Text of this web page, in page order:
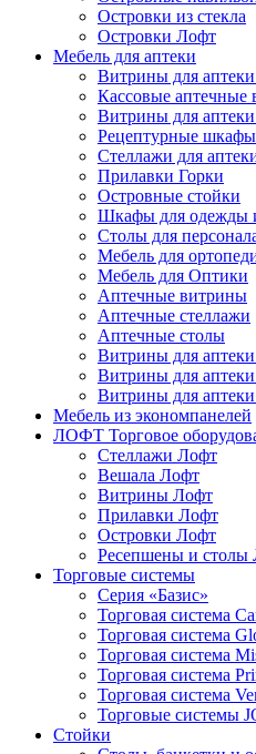
Островки из стекла
Островки Лофт
Мебель для аптеки
Витрины для
Кассовые аптечные
Витрины для
Рецептурные
Стеллажи для
Прилавки Горки
Островные стойки
Шкафы для одежды
Столы для
Мебель для
Мебель для Оптики
Аптечные витрины
Аптечные стеллажи
Аптечные столы
Витрины для
Витрины для
Витрины для аптеки
Мебель из экономпанелей
ЛОФТ Торговое
Стеллажи Лофт
Вешала Лофт
Витрины Лофт
Прилавки Лофт
Островки Лофт
Ресепшены и столы
Торговые системы
Серия «Базис»
Торговая система
Торговая система
Торговая система
Торговая система
Торговая система
Торговые системы
Стойки